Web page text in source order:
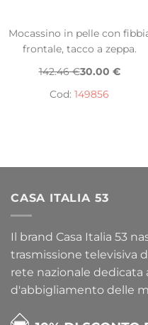
Mocassino in pelle con
frontale, tacco a zeppa.
142.46 €30.00 €
Cod: 149856
CASA ITALIA 53
Il brand Casa Italia 53
trasmissione televisiva
rete nazionale dedicata
d'abbigliamento delle